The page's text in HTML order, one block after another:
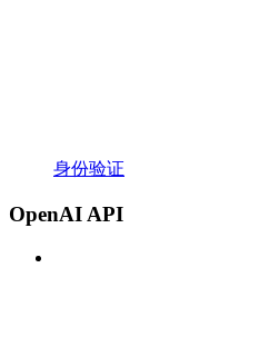
身份验证
OpenAI API